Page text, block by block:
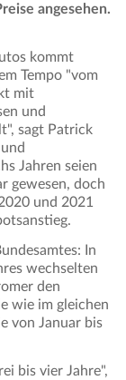
angesehen.
kommt
Tempo "vom
mit
und
sagt Patrick
Jahren seien
gewesen, doch
und 2021
In
wechselten
den
wie im gleichen
von Januar bis
bis vier Jahre",